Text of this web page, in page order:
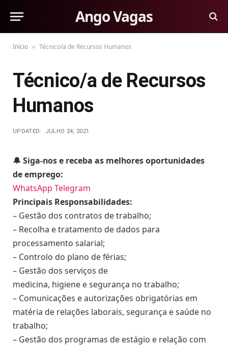
Ango Vagas
Início » Técnico/a de Recursos Humanos
Técnico/a de Recursos
Humanos
UPDATED: JULHO 24, 2021
🔔 Siga-nos e receba as melhores oportunidades
de emprego:
WhatsApp Telegram
Principais Responsabilidades:
– Gestão dos contratos de trabalho;
– Recolha e tratamento de dados para
processamento salarial;
– Controlo do plano de férias;
– Gestão dos serviços de
medicina, higiene e segurança no trabalho;
– Comunicações e autorizações obrigatórias em
matéria de relações laborais, segurança e saúde no
trabalho;
– Gestão dos programas de estágio e relação com